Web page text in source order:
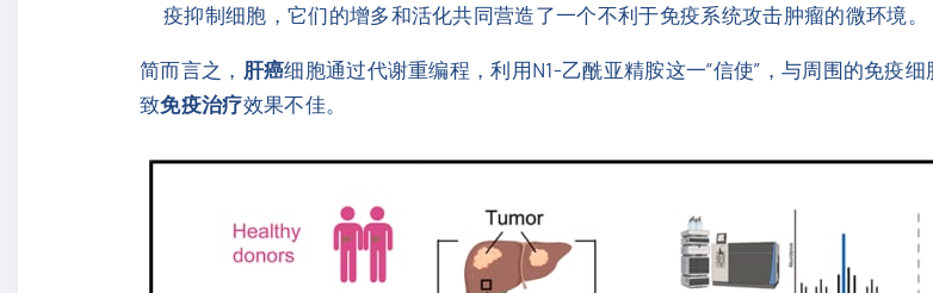
疫抑制细胞，它们的增多和活化共同营造了一个不利于免疫系统攻击肿瘤的微环境。
简而言之， 肝癌细胞通过代谢重编程，利用N1-乙酰亚精胺这一“信使”，与周围的免疫
致免疫治疗效果不佳。